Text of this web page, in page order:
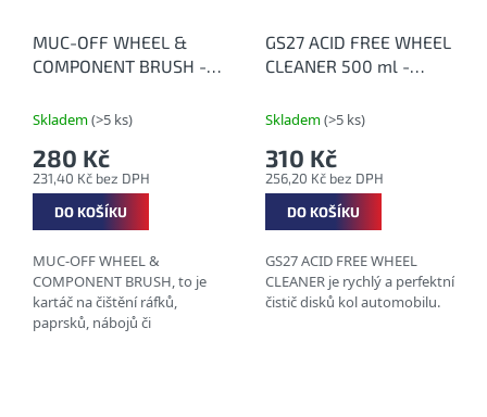
MUC-OFF WHEEL &
COMPONENT BRUSH -
Skladem(>5 ks)
231,40 Kč bez DPH
280 Kč
DO KOŠÍKU
MUC-OFF WHEEL &
COMPONENT BRUSH, to je
kartáč na čištění ráfků,
paprsků, nábojů či
GS27 ACID FREE WHEEL
CLEANER 500 ml -
Skladem(>5 ks)
256,20 Kč bez DPH
310 Kč
DO KOŠÍKU
GS27 ACID FREE WHEEL
CLEANER je rychlý a perfektní
čistič disků kol automobilu.